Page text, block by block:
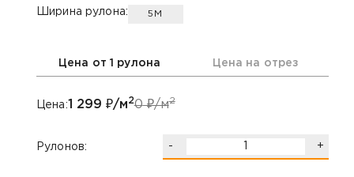
Ширина рулона: 5М
Цена от 1 рулона Цена на отрез
Цена:1 299 ₽/м20₽/м2
Рулонов: - +